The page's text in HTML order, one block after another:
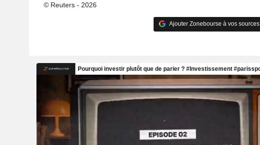
© Reuters - 2026
Ajouter Zonebourse à vos sources